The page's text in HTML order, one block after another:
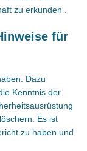
zu erkunden .
für
Dazu
die Kenntnis der
Es ist
zu haben und